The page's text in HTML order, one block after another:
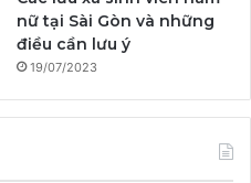
nữ tại Sài Gòn và những
điều cần lưu ý
19/07/2023